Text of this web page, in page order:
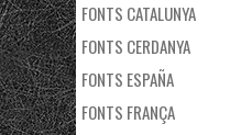
FONTS CATALUNYA
FONTS CERDANYA
FONTS ESPAÑA
FONTS FRANÇA